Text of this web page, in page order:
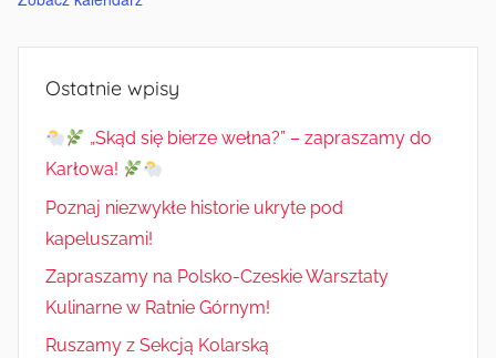
Ostatnie wpisy
„Skąd się bierze wełna?” – zapraszamy do
Karłowa!
Poznaj niezwykłe historie ukryte pod
kapeluszami!
Zapraszamy na Polsko-Czeskie Warsztaty
Kulinarne w Ratnie Górnym!
Ruszamy z Sekcją Kolarską